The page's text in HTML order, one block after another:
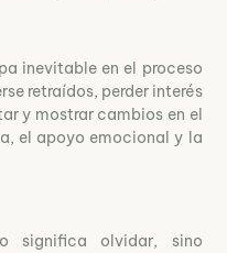
inevitable en el proceso
retraídos, perder interés
y mostrar cambios en el
el apoyo emocional y la
significa olvidar, sino